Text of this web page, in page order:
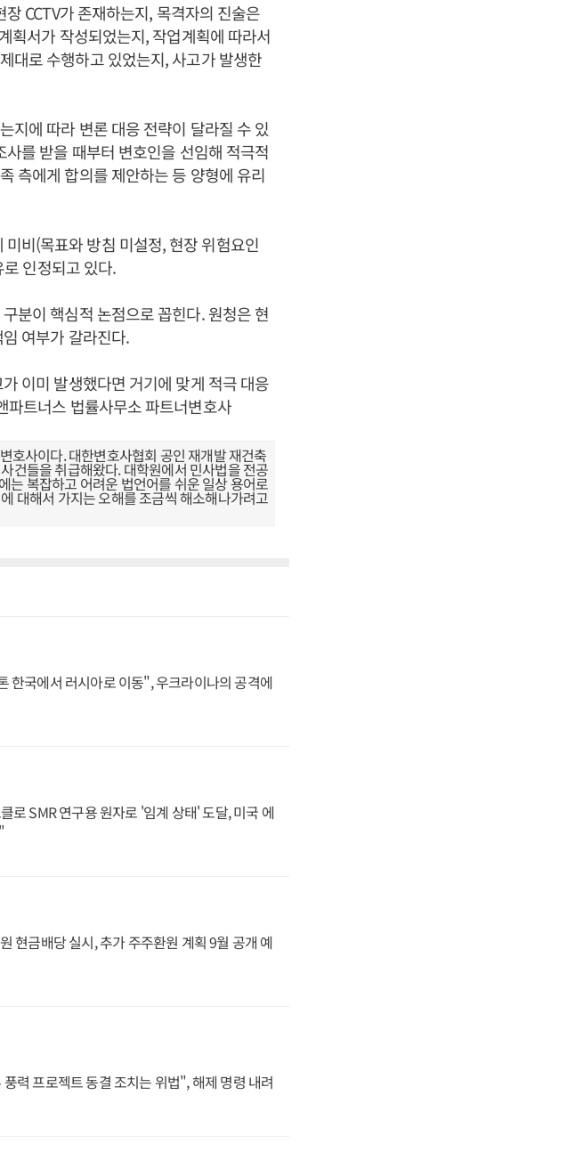
CCTV가 존재하는지, 목격자의 진술은
획서가 작성되었는지, 작업계획에 따라서
대로 수행하고 있었는지, 사고가 발생한
지에 따라 변론 대응 전략이 달라질 수 있
를 받을 때부터 변호인을 선임해 적극적
측에게 합의를 제안하는 등 양형에 유리
비(목표와 방침 미설정, 현장 위험요인
인정되고 있다.
분이 핵심적 논점으로 꼽힌다. 원청은 현
여부가 갈라진다.
이미 발생했다면 거기에 맞게 적극 대응
트너스 법률사무소 파트너변호사
호사이다. 대한변호사협회 공인 재개발 재건축
건들을 취급해왔다. 대학원에서 민사법을 전공
복잡하고 어려운 법언어를 쉬운 일상 용어로
대해서 가지는 오해를 조금씩 해소해나가려고
한국에서 러시아로 이동", 우크라이나의 공격에
로 SMR 연구용 원자로 '임계 상태' 도달, 미국 에
현금배당 실시, 추가 주주환원 계획 9월 공개 예
력 프로젝트 동결 조치는 위법", 해제 명령 내려